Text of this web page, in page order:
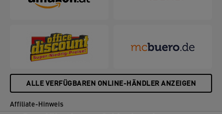
ALLE VERFÜGBAREN ONLINE-HÄNDLER ANZEIGEN
Affiliate-Hinweis